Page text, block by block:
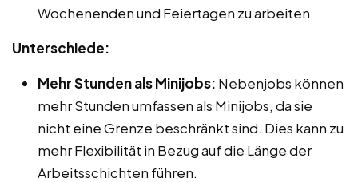
Wochenenden und Feiertagen zu arbeiten.
Unterschiede:
Mehr Stunden als Minijobs: Nebenjobs können
mehr Stunden umfassen als Minijobs, da sie
nicht eine Grenze beschränkt sind. Dies kann zu
mehr Flexibilität in Bezug auf die Länge der
Arbeitsschichten führen.